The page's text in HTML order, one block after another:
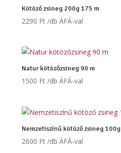
Kötöző zsineg 200g 175 m
2290 Ft /db ÁFÁ-val
Natur kötözőzsineg 90 m
1500 Ft /db ÁFÁ-val
Nemzetiszínű kötöző zsineg 100g
2600 Ft /db ÁFÁ-val